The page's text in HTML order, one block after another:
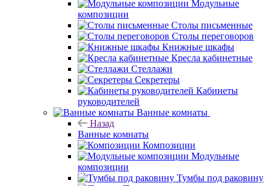
Модульные
композиции
Столы письменные
Столы переговоров
Книжные шкафы
Кресла кабинетные
Стеллажи
Секретеры
Кабинеты
руководителей
Ванные комнаты
Назад
Ванные комнаты
Композиции
Модульные
композиции
Тумбы под раковину